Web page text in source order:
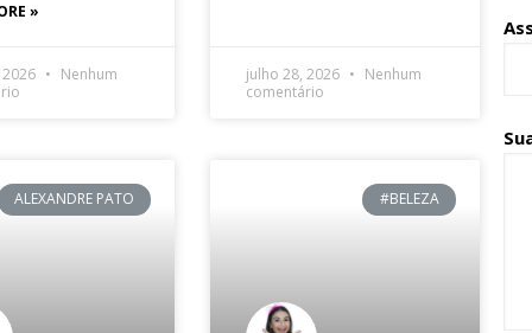
»
Nenhum
julho 28, 2026
Nenhum
comentário
ALEXANDRE PATO #BELEZA